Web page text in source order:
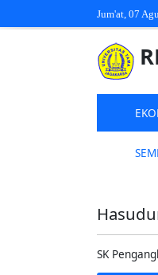
Jum'at, 07
SK